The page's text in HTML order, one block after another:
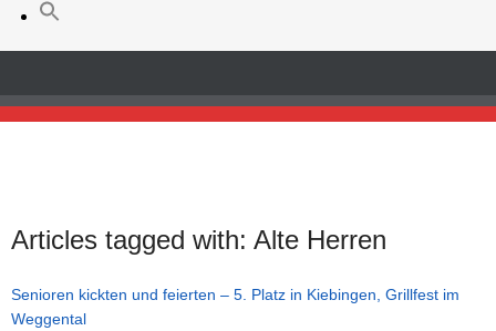
Articles tagged with: Alte Herren
Senioren kickten und feierten – 5. Platz in Kiebingen, Grillfest im
Weggental